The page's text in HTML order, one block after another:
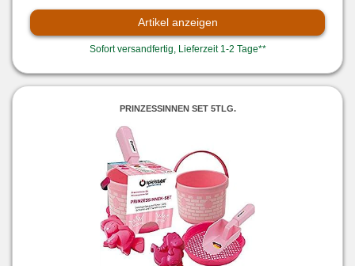
Artikel anzeigen
Sofort versandfertig, Lieferzeit 1-2 Tage**
PRINZESSINNEN SET 5TLG.